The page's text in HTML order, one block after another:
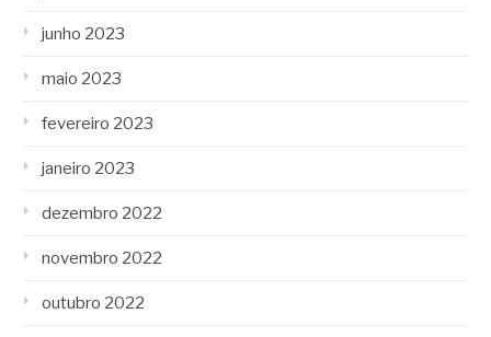
junho 2023
maio 2023
fevereiro 2023
janeiro 2023
dezembro 2022
novembro 2022
outubro 2022